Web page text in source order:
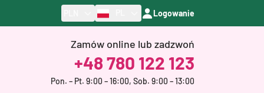
Logowanie
Zamów online lub zadzwoń
+48 780 122 123
Pon. – Pt. 9:00 – 16:00, Sob. 9:00 – 13:00